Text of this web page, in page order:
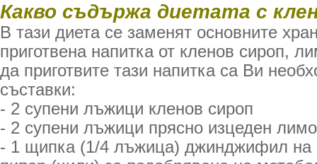
Какво съдържа диетата с
В тази диета се заменят основните
приготвена напитка от кленов сироп,
да приготвите тази напитка са Ви
съставки:
- 2 супени лъжици кленов сироп
- 2 супени лъжици прясно изцеден
- 1 щипка (1/4 лъжица) джинджифил на